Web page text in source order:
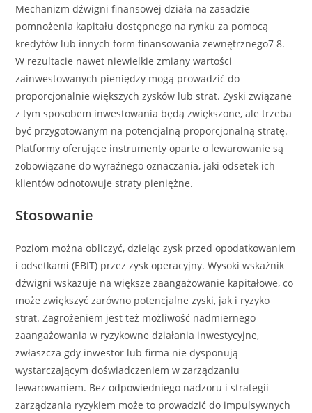
Mechanizm dźwigni finansowej działa na zasadzie
pomnożenia kapitału dostępnego na rynku za pomocą
kredytów lub innych form finansowania zewnętrznego7 8.
W rezultacie nawet niewielkie zmiany wartości
zainwestowanych pieniędzy mogą prowadzić do
proporcjonalnie większych zysków lub strat. Zyski związane
z tym sposobem inwestowania będą zwiększone, ale trzeba
być przygotowanym na potencjalną proporcjonalną stratę.
Platformy oferujące instrumenty oparte o lewarowanie są
zobowiązane do wyraźnego oznaczania, jaki odsetek ich
klientów odnotowuje straty pieniężne.
Stosowanie
Poziom można obliczyć, dzieląc zysk przed opodatkowaniem
i odsetkami (EBIT) przez zysk operacyjny. Wysoki wskaźnik
dźwigni wskazuje na większe zaangażowanie kapitałowe, co
może zwiększyć zarówno potencjalne zyski, jak i ryzyko
strat. Zagrożeniem jest też możliwość nadmiernego
zaangażowania w ryzykowne działania inwestycyjne,
zwłaszcza gdy inwestor lub firma nie dysponują
wystarczającym doświadczeniem w zarządzaniu
lewarowaniem. Bez odpowiedniego nadzoru i strategii
zarządzania ryzykiem może to prowadzić do impulsywnych